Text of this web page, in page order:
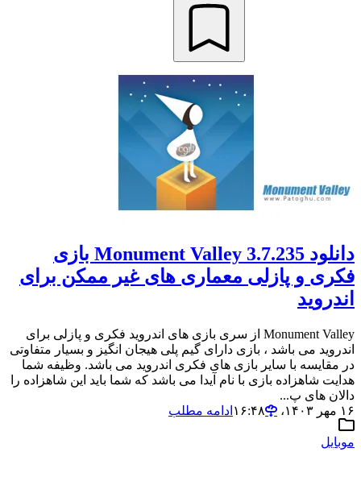
دانلود Monument Valley 3.7.235 بازی
فکری و پازلی معماری های غیر ممکن برای
اندروید
Monument Valley از سری بازی های اندروید فکری و پازلی برای
اندروید می باشد ، بازی دارای گیم پلی هیجان انگیز و بسیار متفاوتی
در مقایسه با سایر بازی های فکری اندروید می باشد. وظیفه شما
هدایت شاهزاده بازی با نام آیدا می باشد که شما باید این شاهزاده را
دالان های پ...
۱۶ مهر ۱۴۰۳،‏ ۱۶:۴۸
ادامه مطلب
موبایل